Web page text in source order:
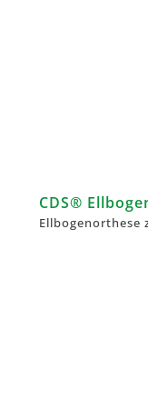
CDS®
Ellbogenorthese